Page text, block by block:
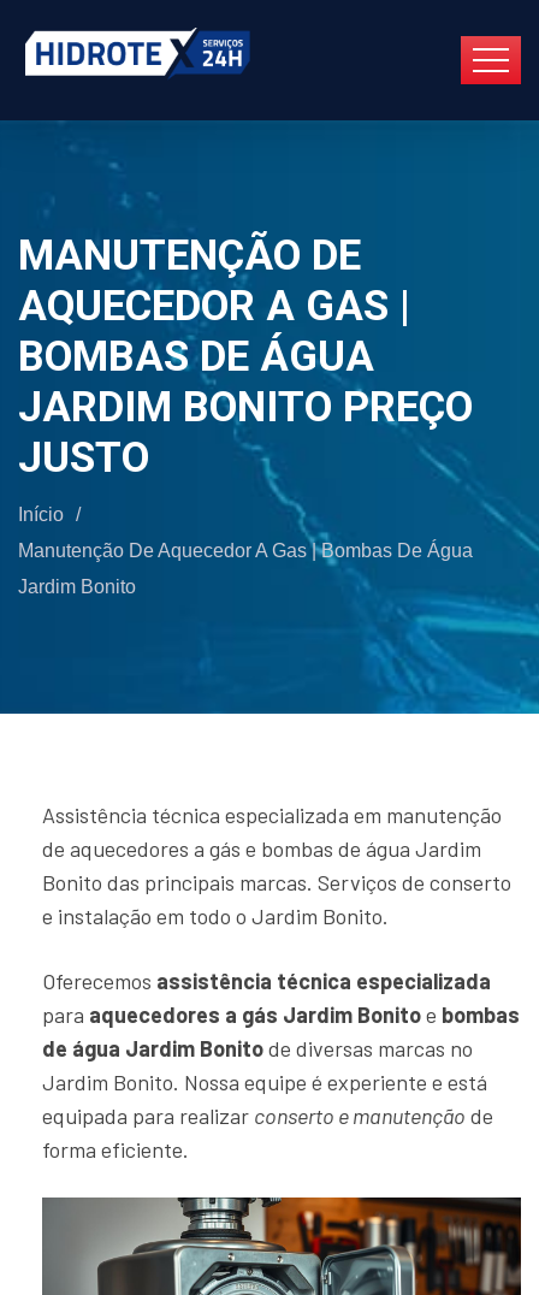
MANUTENÇÃO DE
AQUECEDOR A GAS |
BOMBAS DE ÁGUA
JARDIM BONITO PREÇO
JUSTO
Início /
Manutenção De Aquecedor A Gas | Bombas De Água
Jardim Bonito
Assistência técnica especializada em manutenção
de aquecedores a gás e bombas de água Jardim
Bonito das principais marcas. Serviços de conserto
e instalação em todo o Jardim Bonito.
Oferecemos assistência técnica especializada
para aquecedores a gás Jardim Bonitoe bombas
de água Jardim Bonitode diversas marcas no
Jardim Bonito. Nossa equipe é experiente e está
equipada para realizar conserto e manutenção de
forma eficiente.